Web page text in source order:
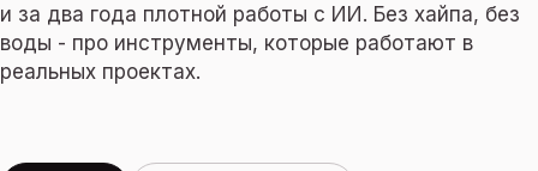
и за два года плотной работы с ИИ. Без хайпа, без
воды - про инструменты, которые работают в
реальных проектах.